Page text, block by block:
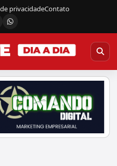
privacidadeContato
Canal do WhatsApp